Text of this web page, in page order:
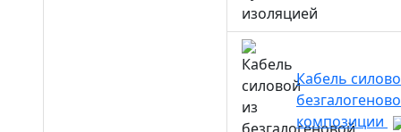
Кабель
композиции